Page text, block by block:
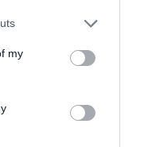
one or more Google
You may click to
third-party tags to
in below Google
my